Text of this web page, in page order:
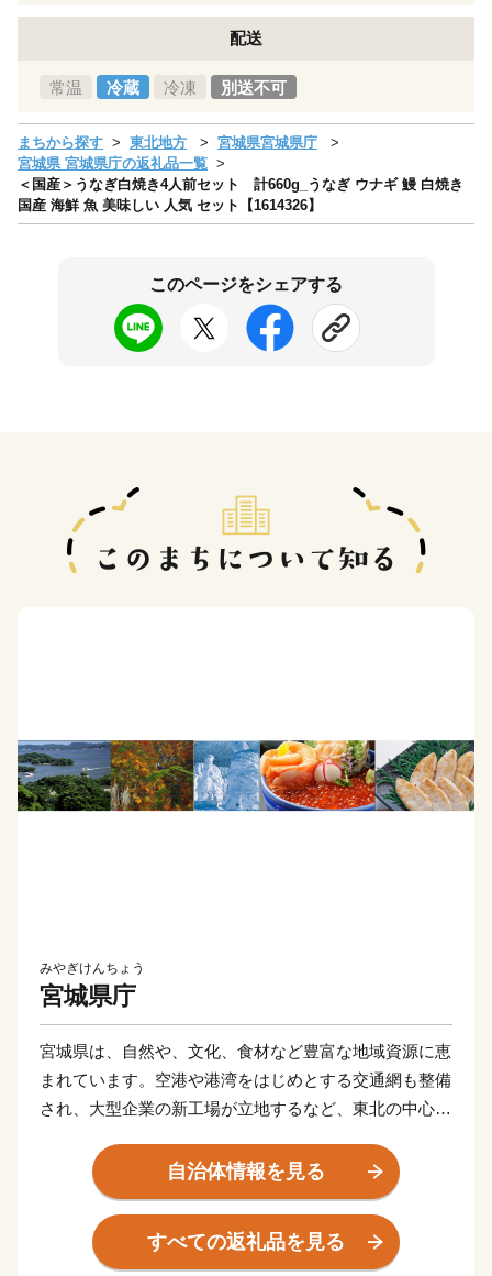
配送
常温 冷蔵 冷凍 別送不可
まちから探す 東北地方
宮城県宮城県庁
宮城県 宮城県庁の返礼品一覧
＜国産＞うなぎ白焼き4人前セット 計660g_うなぎ ウナギ 鰻 白焼き
国産 海鮮 魚 美味しい 人気 セット【1614326】
このページをシェアする
みやぎけんちょう
宮城県庁
宮城県は、自然や、文化、食材など豊富な地域資源に恵
まれています。空港や港湾をはじめとする交通網も整備
され、大型企業の新工場が立地するなど、東北の中心と
東日本大震災により甚大な被害を受けましたが、再生と
さらなる発展につながる「創造的な復興」に向けた取り
組みを推進し、県民の皆さんと力を合わせ、魅力ある宮
城を築いてまいります。
自治体情報を見る
すべての返礼品を見る